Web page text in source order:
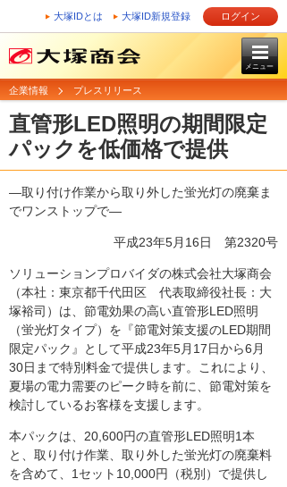
大塚IDとは 大塚ID新規登録 ログイン
メニュー
企業情報 プレスリリース
直管形LED照明の期間限定
パックを低価格で提供
―取り付け作業から取り外した蛍光灯の廃棄ま
でワンストップで―
平成23年5月16日 第2320号
ソリューションプロバイダの株式会社大塚商会
（本社：東京都千代田区 代表取締役社長：大
塚裕司）は、節電効果の高い直管形LED照明
（蛍光灯タイプ）を『節電対策支援のLED期間
限定パック』として平成23年5月17日から6月
30日まで特別料金で提供します。これにより、
夏場の電力需要のピーク時を前に、節電対策を
検討しているお客様を支援します。
本パックは、20,600円の直管形LED照明1本
と、取り付け作業、取り外した蛍光灯の廃棄料
を含めて、1セット10,000円（税別）で提供し